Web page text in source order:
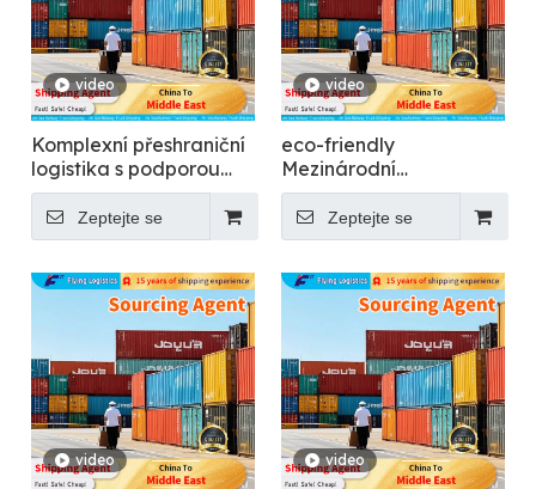
video
Komplexní přeshraniční
logistika s podporou
více než 150 zemí –
létáníZeptejte se
video
eco-friendly
Mezinárodní
kontejnerová doprava -
LétáníZeptejte se
video video